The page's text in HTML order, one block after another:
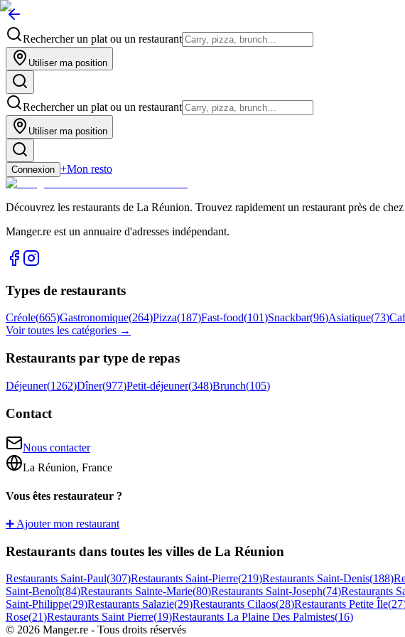
Rechercher un plat ou un restaurant
Utiliser ma position
Rechercher un plat ou un restaurant
Utiliser ma position
Connexion +Mon resto
Découvrez les restaurants de La Réunion. Trouvez rapidement un restaurant près de
Manger.re est un annuaire d'adresses indépendant.
Types de restaurants
Créole(665)Gastronomique(264)Pizza(187)Fast-food(101)Snackbar(96)Asiatique(73)
Voir toutes les catégories →
Restaurants par type de repas
Déjeuner(1262)Dîner(977)Petit-déjeuner(348)Brunch(105)
Contact
Nous contacter
La Réunion, France
Vous êtes restaurateur ?
➕ Ajouter mon restaurant
Restaurants dans toutes les villes de La Réunion
Restaurants Saint-Paul(307)Restaurants Saint-Pierre(219)Restaurants Saint-Denis(188)
Saint-Benoît(84)Restaurants Sainte-Marie(80)Restaurants Saint-Joseph(74)Restaurants
Saint-Philippe(29)Restaurants Salazie(29)Restaurants Cilaos(28)Restaurants Petite Île(27
Rose(21)Restaurants Saint Pierre(19)Restaurants La Plaine Des Palmistes(16)
© 2026 Manger.re - Tous droits réservés